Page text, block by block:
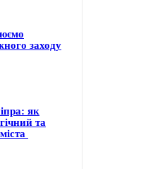
заходу
як
та